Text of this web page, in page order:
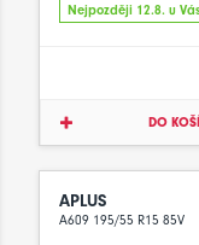
Nejpozději 12.8. u
DO
APLUS
A609 195/55 R15 85V